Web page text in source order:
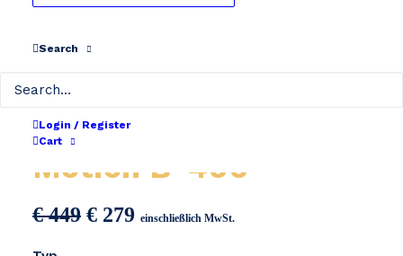
Search
Login / Register
Cart
Sparta / Batavus E-
Motion B-400
€449 Ursprünglicher
€ 279Aktueller
einschließlich MwSt.